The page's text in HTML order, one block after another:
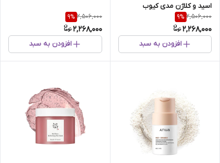
اسید و کلاژن مدی کیوب
2,506,000
9%
2,268,000
افزودن به سبد
2,506,000
9%
2,268,000
افزودن به سبد